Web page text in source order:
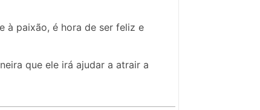
à paixão, é hora de ser feliz e
que ele irá ajudar a atrair a